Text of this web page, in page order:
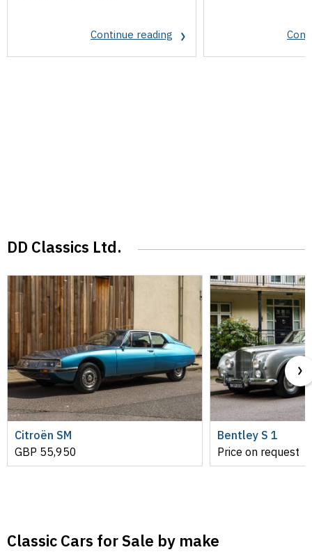
Continue reading
DD Classics Ltd.
Citroën SM
GBP 55,950
Bentley S 1
Price on request
Classic Cars for Sale by make